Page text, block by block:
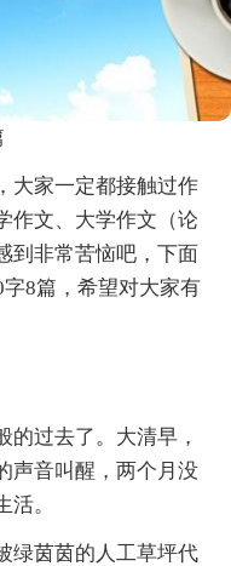
大家一定都接触过作
作文、大学作文（论
到非常苦恼吧，下面
8篇，希望对大家有
的过去了。大清早，
声音叫醒，两个月没
。
绿茵茵的人工草坪代